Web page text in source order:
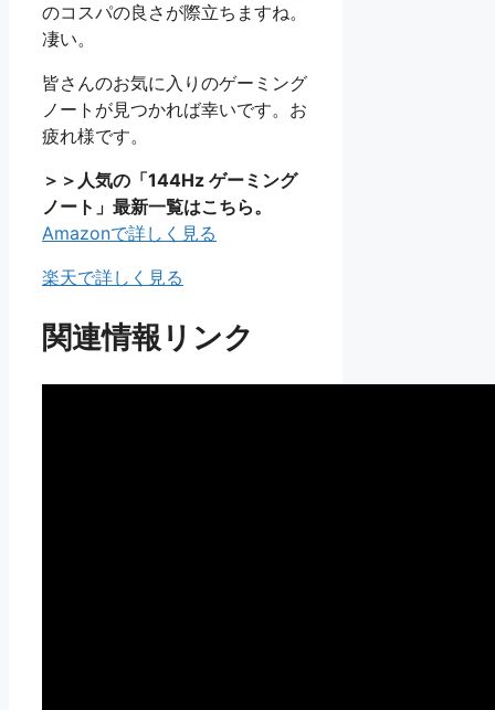
のコスパの良さが際立ちますね。
凄い。
皆さんのお気に入りのゲーミング
ノートが見つかれば幸いです。お
疲れ様です。
＞＞人気の「144Hz ゲーミング
ノート」最新一覧はこちら。
Amazonで詳しく見る
楽天で詳しく見る
関連情報リンク